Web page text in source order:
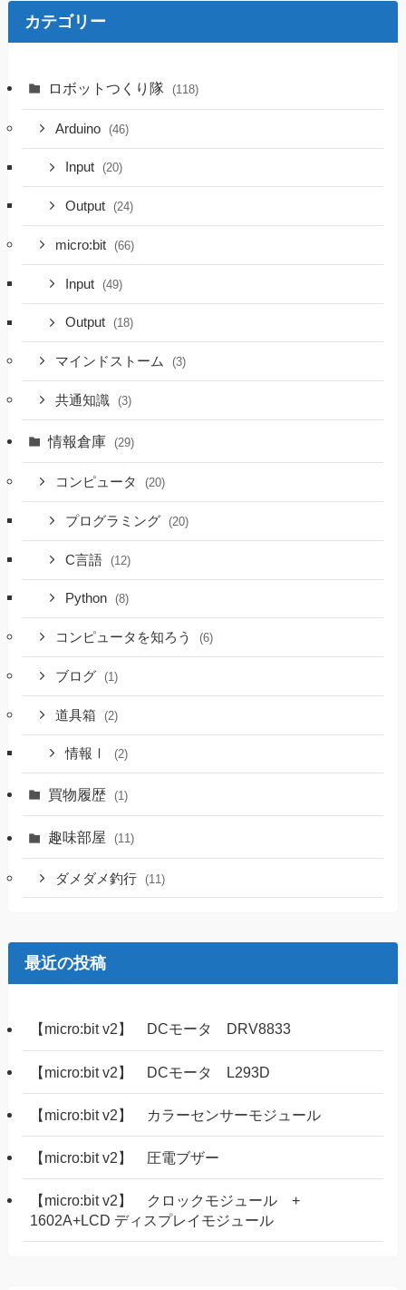
カテゴリー
ロボットつくり隊 (118)
Arduino (46)
Input (20)
Output (24)
micro:bit (66)
Input (49)
Output (18)
マインドストーム (3)
共通知識 (3)
情報倉庫 (29)
コンピュータ (20)
プログラミング (20)
C言語 (12)
Python (8)
コンピュータを知ろう (6)
ブログ (1)
道具箱 (2)
情報Ⅰ (2)
買物履歴 (1)
趣味部屋 (11)
ダメダメ釣行 (11)
最近の投稿
【micro:bit v2】 DCモータ DRV8833
【micro:bit v2】 DCモータ L293D
【micro:bit v2】 カラーセンサーモジュール
【micro:bit v2】 圧電ブザー
【micro:bit v2】 クロックモジュール +
1602A+LCD ディスプレイモジュール